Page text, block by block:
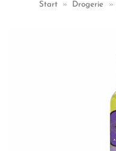
Start » Drogerie »